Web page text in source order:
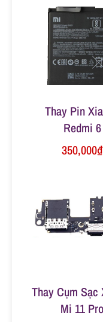
Thay Pin
Redmi 6
350,000₫
Thay Cụm Sạc
Mi 11 Pro